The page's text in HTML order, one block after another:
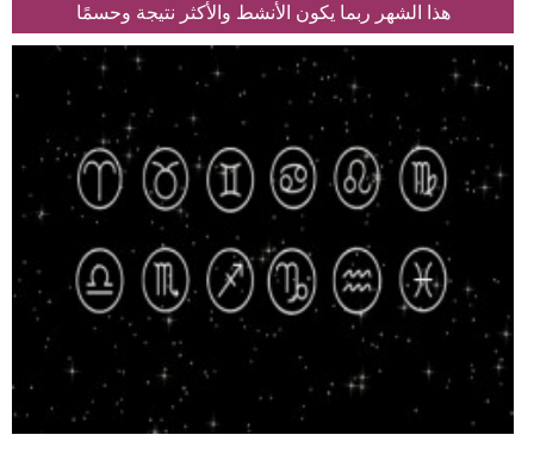
هذا الشهر ربما يكون الأنشط والأكثر نتيجة وحسمًا